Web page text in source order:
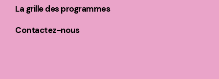
La grille des programmes
Contactez-nous